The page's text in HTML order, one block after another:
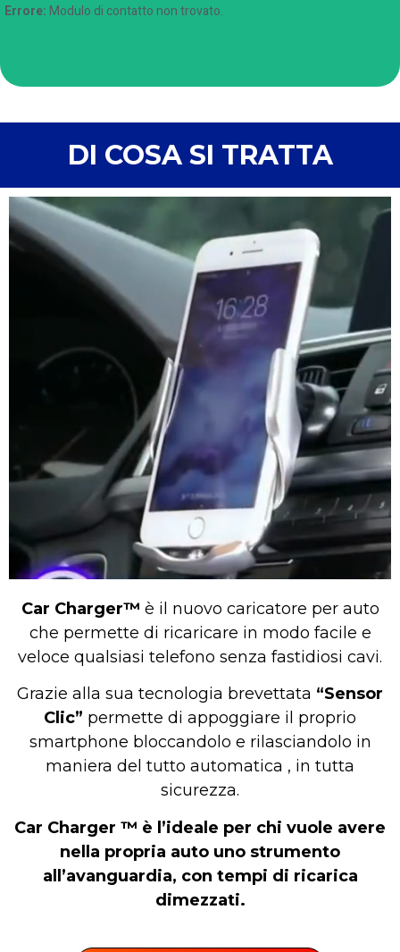
Errore: Modulo di contatto non trovato.
DI COSA SI TRATTA
Car Charger™ è il nuovo caricatore per auto
che permette di ricaricare in modo facile e
veloce qualsiasi telefono senza fastidiosi cavi.
Grazie alla sua tecnologia brevettata “Sensor
Clic” permette di appoggiare il proprio
smartphone bloccandolo e rilasciandolo in
maniera del tutto automatica , in tutta
sicurezza.
Car Charger ™ è l’ideale per chi vuole avere
nella propria auto uno strumento
all’avanguardia, con tempi di ricarica
dimezzati.